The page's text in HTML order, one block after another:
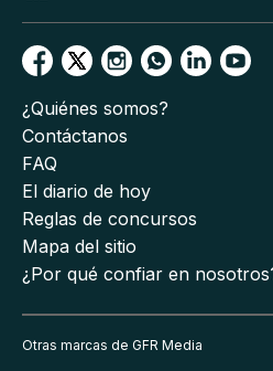
¿Quiénes somos?
Contáctanos
FAQ
El diario de hoy
Reglas de concursos
Mapa del sitio
¿Por qué confiar en
Otras marcas de GFR Media